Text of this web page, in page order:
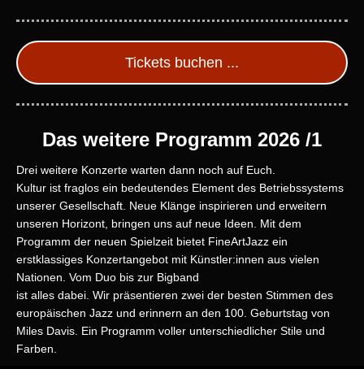
Tickets buchen ...
Das weitere Programm 2026 /1
Drei weitere Konzerte warten dann noch auf Euch.
Kultur ist fraglos ein bedeutendes Element des Betriebssystems
unserer Gesellschaft. Neue Klänge inspirieren und erweitern
unseren Horizont, bringen uns auf neue Ideen. Mit dem
Programm der neuen Spielzeit bietet FineArtJazz ein
erstklassiges Konzertangebot mit Künstler:innen aus vielen
Nationen. Vom Duo bis zur Bigband
ist alles dabei. Wir präsentieren zwei der besten Stimmen des
europäischen Jazz und erinnern an den 100. Geburtstag von
Miles Davis. Ein Programm voller unterschiedlicher Stile und
Farben.